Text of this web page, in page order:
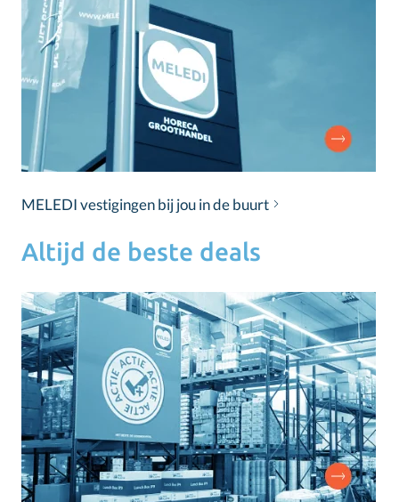
MELEDI vestigingen bij jou in de buurt
Altijd de beste deals